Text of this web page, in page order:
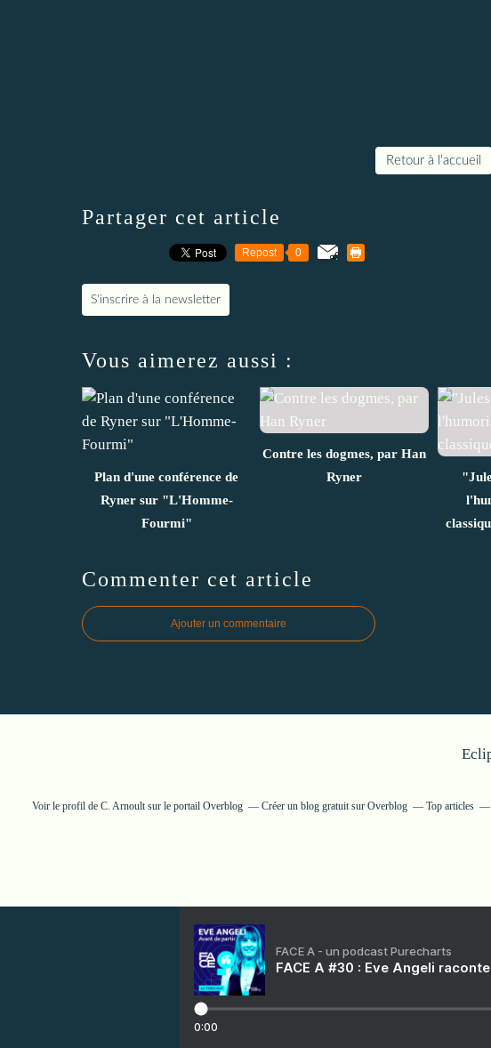
Retour à l'accueil
Partager cet article
Repost 0
S'inscrire à la newsletter
Vous aimerez aussi :
Plan d'une conférence de
Ryner sur "L'Homme-
Fourmi"
Contre les dogmes, par Han
Ryner
Commenter cet article
Ajouter un commentaire
Voir le profil de C. Arnoultsur le portail Overblog Créer un blog gratuit sur Overblog Top articles
FACE A - un podcast Purecharts
FACE A #30 : Eve Angeli
0:00